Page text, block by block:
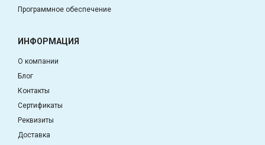
Программное обеспечение
ИНФОРМАЦИЯ
О компании
Блог
Контакты
Сертификаты
Реквизиты
Доставка